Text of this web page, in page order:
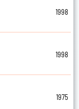
1998
1998
1975